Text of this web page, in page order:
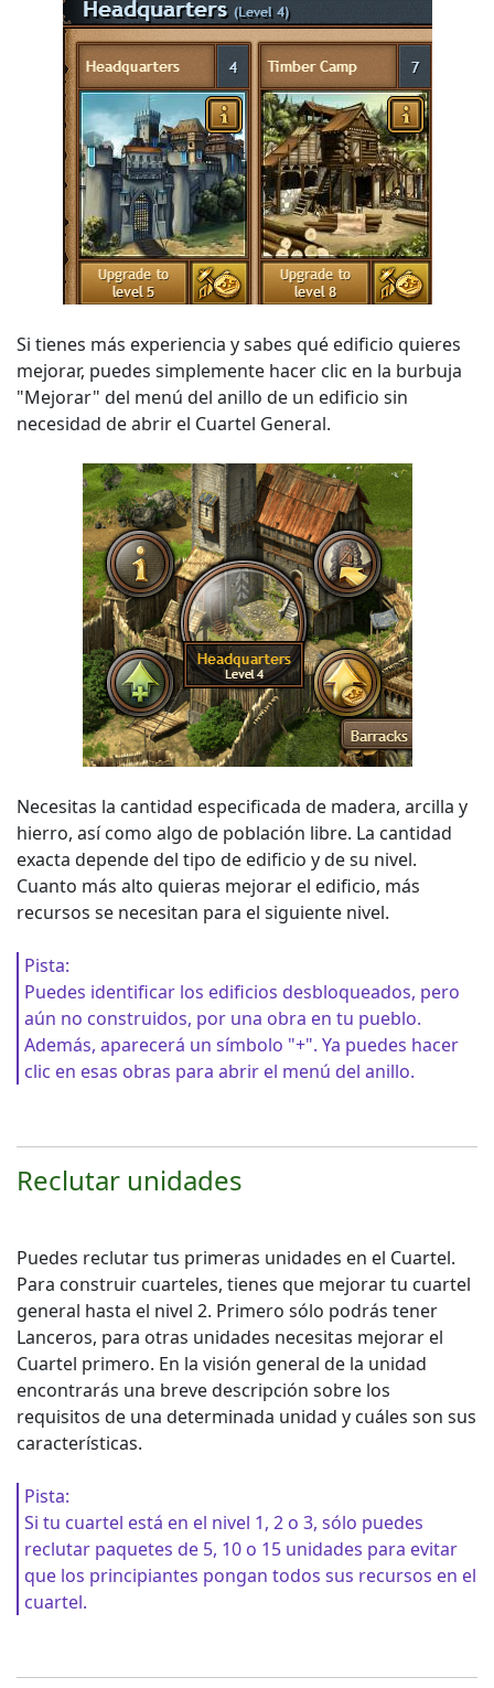
Si tienes más experiencia y sabes qué edificio quieres
mejorar, puedes simplemente hacer clic en la burbuja
"Mejorar" del menú del anillo de un edificio sin
necesidad de abrir el Cuartel General.
Necesitas la cantidad especificada de madera, arcilla y
hierro, así como algo de población libre. La cantidad
exacta depende del tipo de edificio y de su nivel.
Cuanto más alto quieras mejorar el edificio, más
recursos se necesitan para el siguiente nivel.
Pista:
Puedes identificar los edificios desbloqueados, pero
aún no construidos, por una obra en tu pueblo.
Además, aparecerá un símbolo "+". Ya puedes hacer
clic en esas obras para abrir el menú del anillo.
Reclutar unidades
Puedes reclutar tus primeras unidades en el Cuartel.
Para construir cuarteles, tienes que mejorar tu cuartel
general hasta el nivel 2. Primero sólo podrás tener
Lanceros, para otras unidades necesitas mejorar el
Cuartel primero. En la visión general de la unidad
encontrarás una breve descripción sobre los
requisitos de una determinada unidad y cuáles son sus
características.
Pista:
Si tu cuartel está en el nivel 1, 2 o 3, sólo puedes
reclutar paquetes de 5, 10 o 15 unidades para evitar
que los principiantes pongan todos sus recursos en el
cuartel.